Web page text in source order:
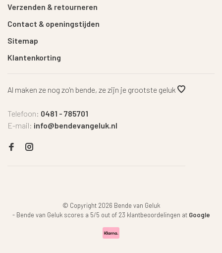
Verzenden & retourneren
Contact & openingstijden
Sitemap
Klantenkorting
Al maken ze nog zo'n bende, ze zijn je grootste geluk
Telefoon: 0481 - 785701
E-mail: info@bendevangeluk.nl
© Copyright 2026 Bende van Geluk
- Bende van Geluk scores a 5/5 out of 23 klantbeoordelingen at Google